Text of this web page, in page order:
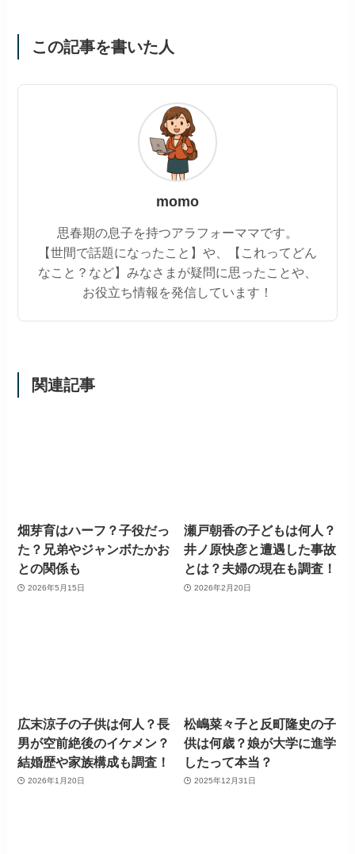
この記事を書いた人
momo
思春期の息子を持つアラフォーママです。
【世間で話題になったこと】や、【これってどん
なこと？など】みなさまが疑問に思ったことや、
お役立ち情報を発信しています！
関連記事
畑芽育はハーフ？子役だっ
た？兄弟やジャンボたかお
との関係も
2026年5月15日
瀬戸朝香の子どもは何人？
井ノ原快彦と遭遇した事故
とは？夫婦の現在も調査！
2026年2月20日
広末涼子の子供は何人？長
男が空前絶後のイケメン？
結婚歴や家族構成も調査！
2026年1月20日
松嶋菜々子と反町隆史の子
供は何歳？娘が大学に進学
したって本当？
2025年12月31日